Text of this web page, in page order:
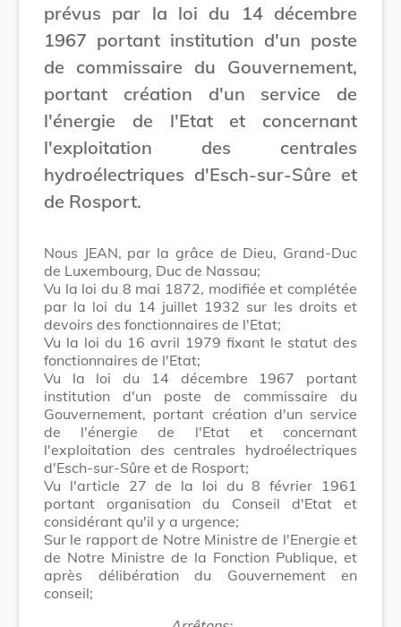
prévus par la loi du 14 décembre
1967 portant institution d'un poste
de commissaire du Gouvernement,
portant création d'un service de
l'énergie de l'Etat et concernant
l'exploitation des centrales
hydroélectriques d'Esch-sur-Sûre et
de Rosport.
Nous JEAN, par la grâce de Dieu, Grand-Duc
de Luxembourg, Duc de Nassau;
Vu la loi du 8 mai 1872, modifiée et complétée
par la loi du 14 juillet 1932 sur les droits et
devoirs des fonctionnaires de l'Etat;
Vu la loi du 16 avril 1979 fixant le statut des
fonctionnaires de l'Etat;
Vu la loi du 14 décembre 1967 portant
institution d'un poste de commissaire du
Gouvernement, portant création d'un service
de l'énergie de l'Etat et concernant
l'exploitation des centrales hydroélectriques
d'Esch-sur-Sûre et de Rosport;
Vu l'article 27 de la loi du 8 février 1961
portant organisation du Conseil d'Etat et
considérant qu'il y a urgence;
Sur le rapport de Notre Ministre de l'Energie et
de Notre Ministre de la Fonction Publique, et
après délibération du Gouvernement en
conseil;